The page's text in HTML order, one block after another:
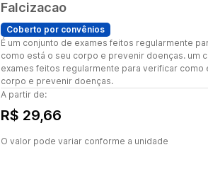
Falcizacao
Coberto por convênios
É um conjunto de exames feitos regularmente
como está o seu corpo e prevenir doenças. um
exames feitos regularmente para verificar como
corpo e prevenir doenças.
A partir de:
R$ 29,66
O valor pode variar conforme a unidade